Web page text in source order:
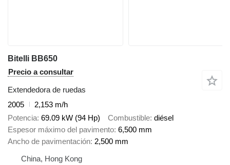
Bitelli BB650
Precio a consultar
Extendedora de ruedas
2005
2,153 m/h
Potencia 69.09 kW (94 Hp) Combustible diésel
Espesor máximo del pavimento 6,500 mm
Ancho de pavimentación 2,500 mm
China, Hong Kong